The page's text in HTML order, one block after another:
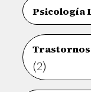
Psicología
Trastornos
(2)